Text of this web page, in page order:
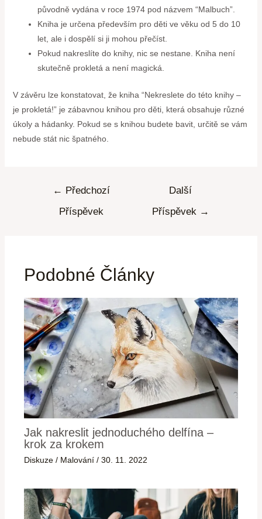
původně vydána v roce 1974 pod názvem “Malbuch”.
Kniha je určena především pro děti ve věku od 5 do 10
let, ale i dospělí si ji mohou přečíst.
Pokud nakreslíte do knihy, nic se nestane. Kniha není
skutečně prokletá a není magická.
V závěru lze konstatovat, že kniha “Nekreslete do této knihy –
je prokletá!” je zábavnou knihou pro děti, která obsahuje různé
úkoly a hádanky. Pokud se s knihou budete bavit, určitě se vám
nebude stát nic špatného.
← Předchozí
Příspěvek
Další
Příspěvek →
Podobné Články
Jak nakreslit jednoduchého delfína –
krok za krokem
Diskuze / Malování /30. 11. 2022